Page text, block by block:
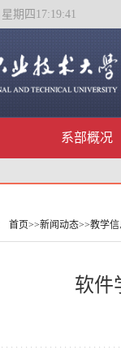
期四17:19:42
系部概况
首页>>新闻动态>>教学
软件